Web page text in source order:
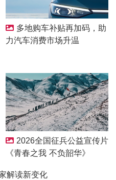
多地购车补贴再加码，助
力汽车消费市场升温
2026全国征兵公益宣传片
《青春之我 不负韶华》
解读新变化